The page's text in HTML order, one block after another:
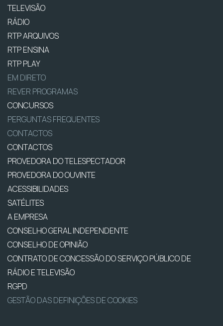
TELEVISÃO
RÁDIO
RTP ARQUIVOS
RTP ENSINA
RTP PLAY
EM DIRETO
REVER PROGRAMAS
CONCURSOS
PERGUNTAS FREQUENTES
CONTACTOS
CONTACTOS
PROVEDORA DO TELESPECTADOR
PROVEDORA DO OUVINTE
ACESSIBILIDADES
SATÉLITES
A EMPRESA
CONSELHO GERAL INDEPENDENTE
CONSELHO DE OPINIÃO
CONTRATO DE CONCESSÃO DO SERVIÇO PÚBLICO DE
RÁDIO E TELEVISÃO
RGPD
GESTÃO DAS DEFINIÇÕES DE COOKIES